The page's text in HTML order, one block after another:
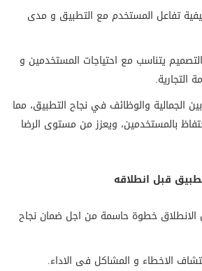
تفاعل المستخدم مع التطبيق و مدى
يتناسب مع احتياجات المستخدمين و
التجارية.
الجمالية والوظائف في نجاح التطبيق، مما
بالمستخدمين، ويعزز من مستوى الرضا
الانطلاق خطوة حاسمة من اجل ضمان نجاح
الاخطاء و المشاكل فى الاداء.